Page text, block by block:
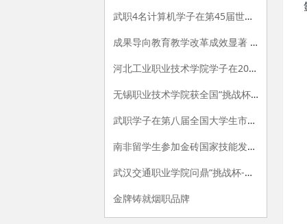
武职4名计算机学子在第45届世界技能大赛湖北省选拔赛中获佳绩
成果导向教育教学改革成效显著 全国职业院校技能选拔赛连续三年晋级数量第一
河北工业职业技术学院学子在2018年“挑战杯——彩虹人生”全国职业学校创新创效创业大赛决赛荣获特等奖
无锡职业技术学院获全国“挑战杯——彩虹人生”决赛特等奖
武职学子在第八届全国大学生市场调查与分析大赛总决赛中摘金夺银
南非留学生参加金砖国家技能发展与技术创新大赛获奖
武汉交通职业学院问鼎“挑战杯-彩虹人生”全国职业院校创新创效创业大赛特等奖
金牌铸就烟职品牌